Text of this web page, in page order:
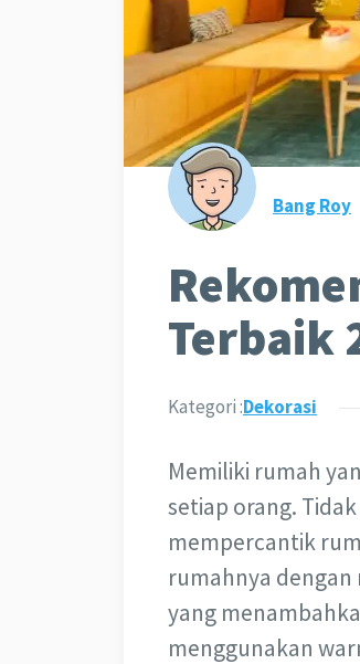
Bang Roy
Terbaik
Kategori :Dekorasi
Memiliki rumah
setiap orang.
mempercantik
rumahnya
yang
menggunakan